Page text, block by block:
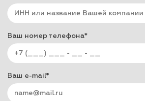
Ваш номер телефона*
Ваш e-mail*